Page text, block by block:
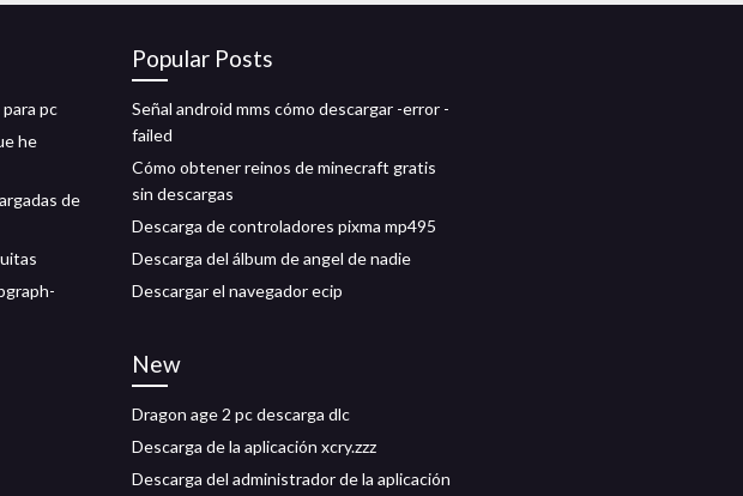
pc
he
de
Popular Posts
Señal android mms cómo descargar -error -
failed
Cómo obtener reinos de minecraft gratis
sin descargas
Descarga de controladores pixma mp495
Descarga del álbum de angel de nadie
Descargar el navegador ecip
New
Dragon age 2 pc descarga dlc
Descarga de la aplicación xcry.zzz
Descarga del administrador de la aplicación